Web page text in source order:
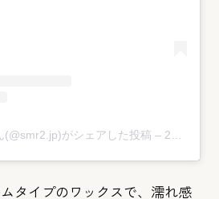
(@smr2.jp)がシェアした投稿 – 2019年 3月月6日午前5時51分PST
タイプのワックスで、濡れ感